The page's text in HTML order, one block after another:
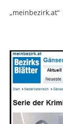
„meinbezirk.at“